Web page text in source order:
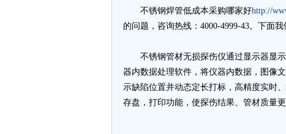
不锈钢焊管低成本采购哪家好http://
的问题，咨询热线：4000-4999-43。下面我
不锈钢管材无损探伤仪通过显示器显示
器内数据处理软件，将仪器内数据，图像
示缺陷位置并动态定长打标，高精度实时
存盘，打印功能，使探伤结果、管材质量更